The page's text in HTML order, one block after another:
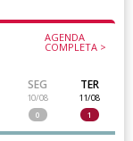
AGENDA
COMPLETA >
SEG
10/08
0
TER
11/08
1